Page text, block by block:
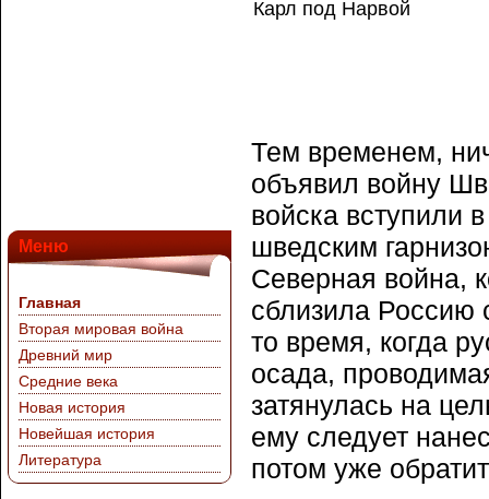
Меню
Главная
Вторая мировая война
Древний мир
Средние века
Новая история
Новейшая история
Литература
Карл под Нарвой
Тем временем,
объявил войну
войска вступили
шведским
Северная война,
сблизила Россию
то время, когда
осада,
затянулась на
ему следует
потом уже